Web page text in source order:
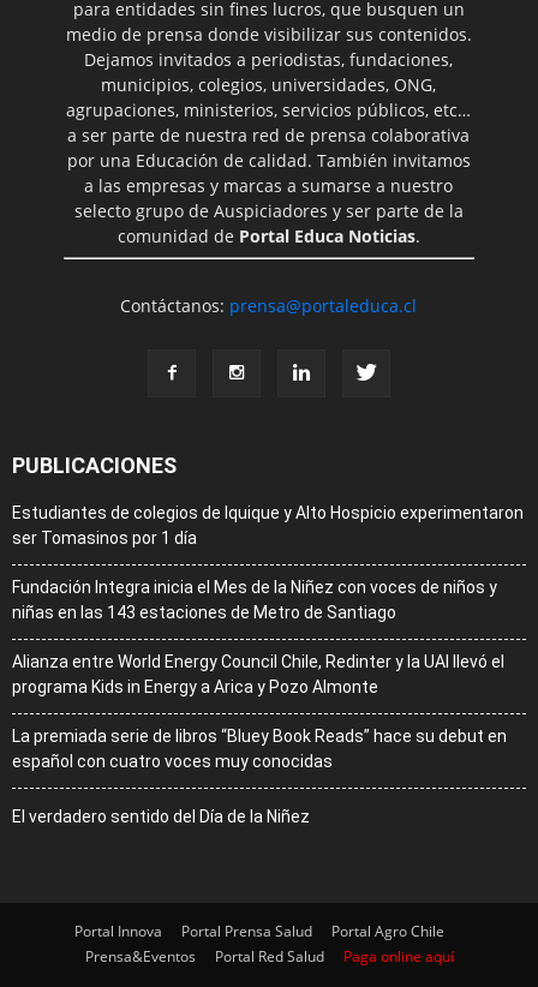
para entidades sin fines lucros, que busquen un
medio de prensa donde visibilizar sus contenidos.
Dejamos invitados a periodistas, fundaciones,
municipios, colegios, universidades, ONG,
agrupaciones, ministerios, servicios públicos, etc…
a ser parte de nuestra red de prensa colaborativa
por una Educación de calidad. También invitamos
a las empresas y marcas a sumarse a nuestro
selecto grupo de Auspiciadores y ser parte de la
comunidad de Portal Educa Noticias.
Contáctanos: prensa@portaleduca.cl
PUBLICACIONES
Estudiantes de colegios de Iquique y Alto Hospicio experimentaron
ser Tomasinos por 1 día
Fundación Integra inicia el Mes de la Niñez con voces de niños y
niñas en las 143 estaciones de Metro de Santiago
Alianza entre World Energy Council Chile, Redinter y la UAI llevó el
programa Kids in Energy a Arica y Pozo Almonte
La premiada serie de libros “Bluey Book Reads” hace su debut en
español con cuatro voces muy conocidas
El verdadero sentido del Día de la Niñez
Portal Innova Portal Prensa Salud
Portal Agro Chile
Prensa&Eventos
Portal Red Salud Paga online aquí